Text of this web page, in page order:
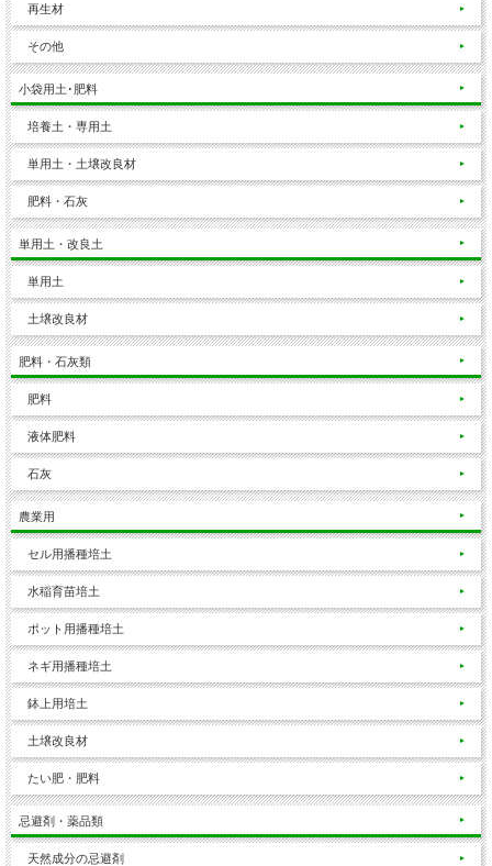
再生材
その他
小袋用土･肥料
培養土・専用土
単用土・土壌改良材
肥料・石灰
単用土・改良土
単用土
土壌改良材
肥料・石灰類
肥料
液体肥料
石灰
農業用
セル用播種培土
水稲育苗培土
ポット用播種培土
ネギ用播種培土
鉢上用培土
土壌改良材
たい肥・肥料
忌避剤・薬品類
天然成分の忌避剤